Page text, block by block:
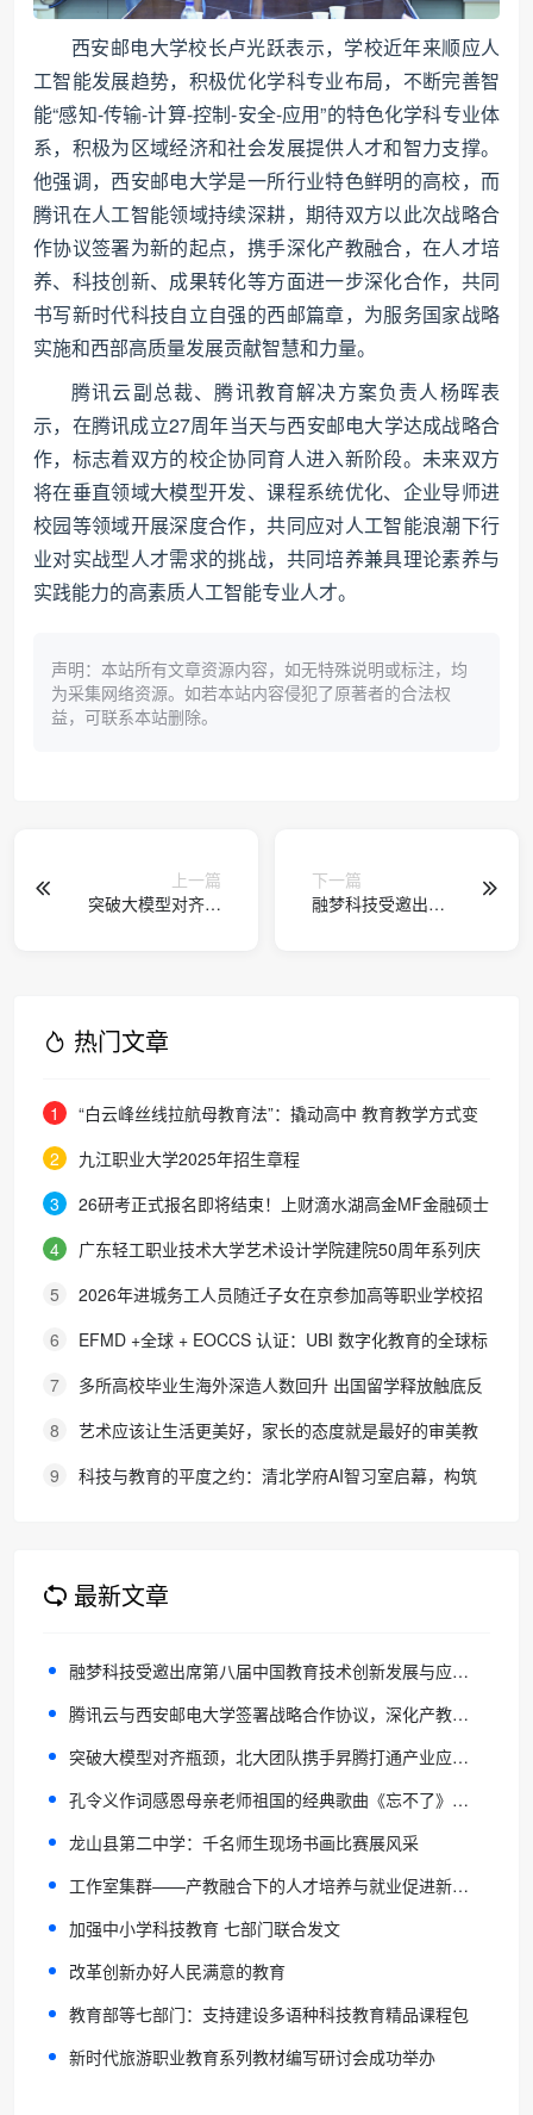
西安邮电大学校长卢光跃表示，学校近年来顺应人
工智能发展趋势，积极优化学科专业布局，不断完善智
能“感知-传输-计算-控制-安全-应用”的特色化学科专业体
系，积极为区域经济和社会发展提供人才和智力支撑。
他强调，西安邮电大学是一所行业特色鲜明的高校，而
腾讯在人工智能领域持续深耕，期待双方以此次战略合
作协议签署为新的起点，携手深化产教融合，在人才培
养、科技创新、成果转化等方面进一步深化合作，共同
书写新时代科技自立自强的西邮篇章，为服务国家战略
实施和西部高质量发展贡献智慧和力量。
腾讯云副总裁、腾讯教育解决方案负责人杨晖表
示，在腾讯成立27周年当天与西安邮电大学达成战略合
作，标志着双方的校企协同育人进入新阶段。未来双方
将在垂直领域大模型开发、课程系统优化、企业导师进
校园等领域开展深度合作，共同应对人工智能浪潮下行
业对实战型人才需求的挑战，共同培养兼具理论素养与
实践能力的高素质人工智能专业人才。
声明：本站所有文章资源内容，如无特殊说明或标注，均
为采集网络资源。如若本站内容侵犯了原著者的合法权
益，可联系本站删除。
上一篇
突破大模型对齐瓶
下一篇
融梦科技受邀出席
热门文章
1
“白云峰丝线拉航母教育法”：撬动高中 教育教学方式变
化的必要途径
2
九江职业大学2025年招生章程
3
26研考正式报名即将结束！上财滴水湖高金MF金融硕士
最全报考攻略来了
4
广东轻工职业技术大学艺术设计学院建院50周年系列庆
典活动成功举办
5
2026年进城务工人员随迁子女在京参加高等职业学校招
生考试报名通知
6
EFMD +全球 + EOCCS 认证：UBI 数字化教育的全球标
杆
7
多所高校毕业生海外深造人数回升 出国留学释放触底反
弹信号
8
艺术应该让生活更美好，家长的态度就是最好的审美教
育！
9
科技与教育的平度之约：清北学府AI智习室启幕，构筑
最新文章
融梦科技受邀出席第八届中国教育技术创新发展与应用成果大会
腾讯云与西安邮电大学签署战略合作协议，深化产教融合全面合作
突破大模型对齐瓶颈，北大团队携手昇腾打通产业应用通路
孔令义作词感恩母亲老师祖国的经典歌曲《忘不了》再次唱响
龙山县第二中学：千名师生现场书画比赛展风采
工作室集群——产教融合下的人才培养与就业促进新范式
加强中小学科技教育 七部门联合发文
改革创新办好人民满意的教育
教育部等七部门：支持建设多语种科技教育精品课程包
新时代旅游职业教育系列教材编写研讨会成功举办